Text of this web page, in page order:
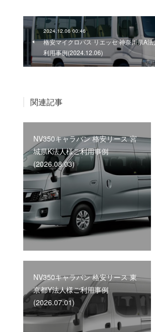
2024.12.06 00:46
格安マイクロバス リエッセ 神奈川県A
利用事例(2024.12.06)
関連記事
NV350キャラバン 格安リース 宮
城県K法人様ご利用事例
(2026.08.03)
NV350キャラバン 格安リース 東
京都Y法人様ご利用事例
(2026.07.01)